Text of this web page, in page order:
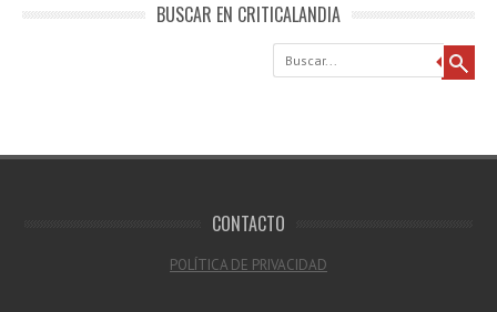
BUSCAR EN CRITICALANDIA
Buscar
CONTACTO
POLÍTICA DE PRIVACIDAD